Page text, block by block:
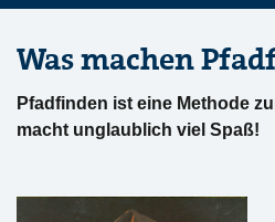
Was machen
Pfadfinden ist eine Methode
macht unglaublich viel Spaß!